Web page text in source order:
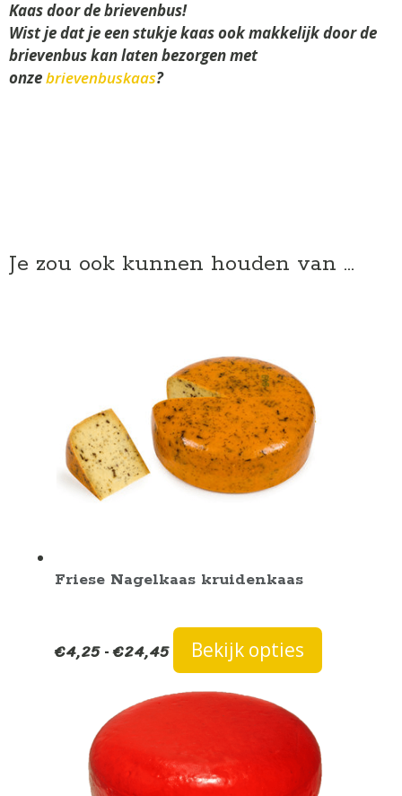
Kaas door de brievenbus!
Wist je dat je een stukje kaas ook makkelijk door de
brievenbus kan laten bezorgen met
onzebrievenbuskaas?
Je zou ook kunnen houden van …
Friese Nagelkaas kruidenkaas
€4,25 - €24,45
Prijsklasse:
€4,25
€24,45
Bekijk opties
Dit
optie